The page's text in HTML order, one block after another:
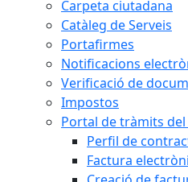
Carpeta ciutadana
Catàleg de Serveis
Portafirmes
Notificacions
Verificació de
Impostos
Portal de tràmits
Perfil de
Factura